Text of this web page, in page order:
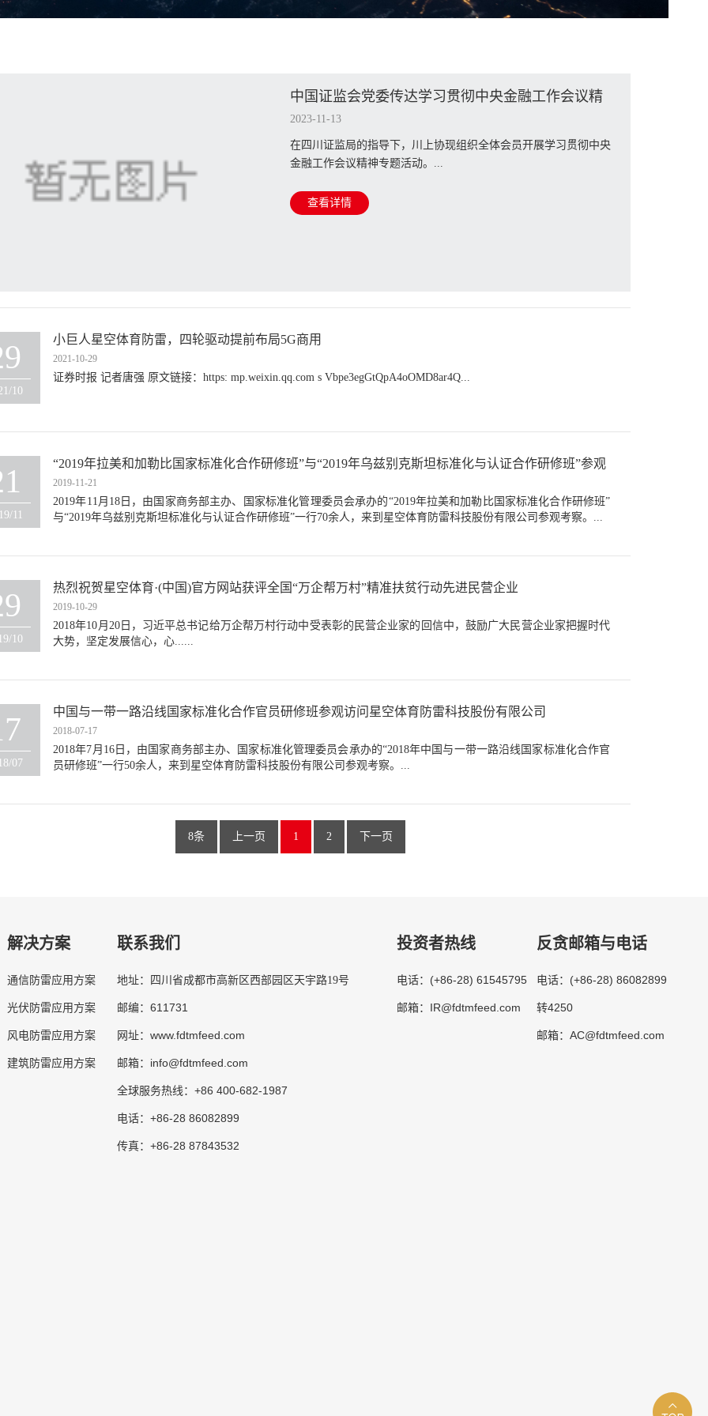
中国证监会党委传达学习贯彻中央金融工作会议精
神_中国证券监督管理委员会
2023-11-13
在四川证监局的指导下，川上协现组织全体会员开展学习贯彻中央
金融工作会议精神专题活动。...
查看详情
10
小巨人星空体育防雷，四轮驱动提前布局5G商用
2021-10-29
证券时报 记者唐强 原文链接：https: mp.weixin.qq.com s Vbpe3egGtQpA4oOMD8ar4Q...
11
“2019年拉美和加勒比国家标准化合作研修班”与“2019年乌兹别克斯坦标准化与认证合作研修班”参观
访问星空体育
2019-11-21
2019年11月18日，由国家商务部主办、国家标准化管理委员会承办的“2019年拉美和加勒比国家标准化合作研修班”
与“2019年乌兹别克斯坦标准化与认证合作研修班”一行70余人，来到星空体育防雷科技股份有限公司参观考察。...
10
热烈祝贺星空体育·(中国)官方网站获评全国“万企帮万村”精准扶贫行动先进民营企业
2019-10-29
2018年10月20日，习近平总书记给万企帮万村行动中受表彰的民营企业家的回信中，鼓励广大民营企业家把握时代
大势，坚定发展信心，心......
07
中国与一带一路沿线国家标准化合作官员研修班参观访问星空体育防雷科技股份有限公司
2018-07-17
2018年7月16日，由国家商务部主办、国家标准化管理委员会承办的“2018年中国与一带一路沿线国家标准化合作官
员研修班”一行50余人，来到星空体育防雷科技股份有限公司参观考察。...
8条 上一页 1 2 下一页
解决方案
通信防雷应用方案
光伏防雷应用方案
风电防雷应用方案
建筑防雷应用方案
联系我们
地址：四川省成都市高新区西部园区天宇路19号
邮编：611731
网址：www.fdtmfeed.com
邮箱： info@fdtmfeed.com
全球服务热线：+86 400-682-1987
电话：+86-28 86082899
传真：+86-28 87843532
投资者热线
电话： (+86-28) 61545795
邮箱： IR@fdtmfeed.com
反贪邮箱与电话
电话： (+86-28) 86082899
转4250
邮箱： AC@fdtmfeed.com